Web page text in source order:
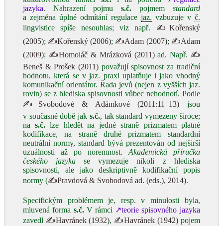
jazyka. Nahrazení pojmus.č. pojmem standard
a zejména úplné odmítání regulace jaz. vzbuzuje v č.
lingvistice spíše nesouhlas; viz např. ✍Kořenský
(2005); ✍Kořenský (2006); ✍Adam (2007); ✍Adam
(2009); ✍Homoláč & Mrázková (2011)ad. Např. ✍
Beneš & Prošek (2011) považují spisovnost za tradiční
hodnotu, která se vjaz. praxi uplatňuje i jako vhodný
komunikační orientátor. Řada jevů (nejen z vyšších jaz.
rovin) se z hlediska spisovnosti vůbec nehodnotí. Podle
✍Svobodové & Adámkové (2011:11–13) jsou
v současné době jak s.č., tak standard vymezeny široce;
nas.č. lze hledět na jedné straně prizmatem platné
kodifikace, na straně druhé prizmatem standardní
neutrální normy, standard bývá prezentován od nejširší
uzuálnosti až po noremnost. Akademická příručka
českého jazyka se vymezuje nikoli z hlediska
spisovnosti, ale jako deskriptivně kodifikační popis
normy (✍Pravdová & Svobodová ad. (eds.), 2014).
Specifickým problémem je, resp. v minulosti byla,
mluvená forma s.č.V rámci ↗teorie spisovného jazyka
zavedl ✍Havránek (1932), ✍Havránek (1942)pojem